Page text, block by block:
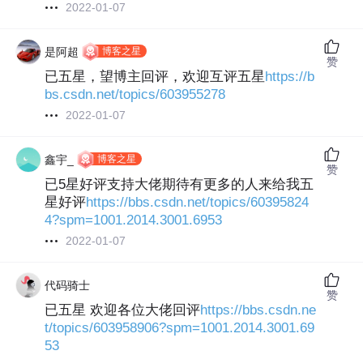
2022-01-07
是阿超 博客之星
已五星，望博主回评，欢迎互评五星 https://b
bs.csdn.net/topics/603955278
2022-01-07
赞
鑫宇_ 博客之星
已5星好评支持大佬期待有更多的人来给我五
星好评https://bbs.csdn.net/topics/60395824
4?spm=1001.2014.3001.6953
2022-01-07
赞
代码骑士
已五星 欢迎各位大佬回评https://bbs.csdn.ne
t/topics/603958906?spm=1001.2014.3001.69
53
赞